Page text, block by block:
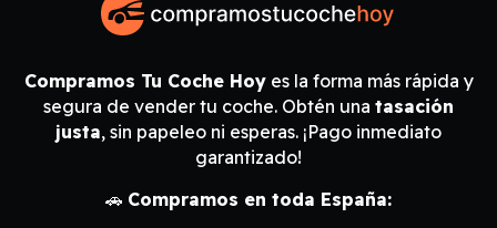
Compramos Tu Coche Hoyes la forma más rápida y
segura de vender tu coche. Obtén una tasación
justa, sin papeleo ni esperas. ¡Pago inmediato
garantizado!
🚗 Compramos en toda España: